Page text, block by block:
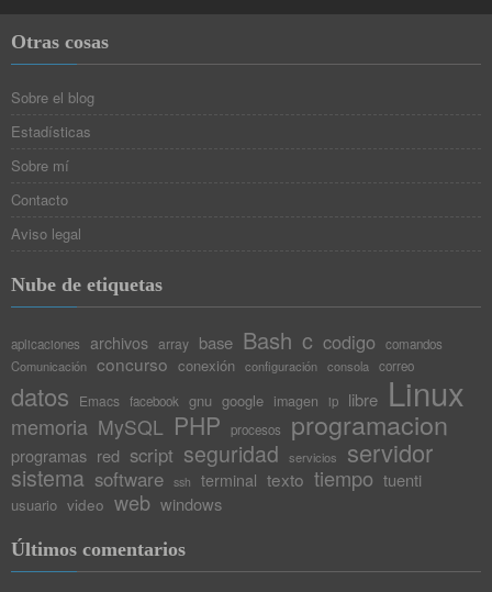
Otras cosas
Sobre el blog
Estadísticas
Sobre mí
Contacto
Aviso legal
Nube de etiquetas
aplicaciones archivos array base Bash c codigo
comandos
Comunicación concurso conexión configuración consola correo
datos Emacs facebook gnu google imagen ip libre Linux
memoria MySQL PHP procesos programacion
programas red script seguridad servicios servidor
sistema software ssh terminal texto tiempo tuenti
usuario video web windows
Últimos comentarios